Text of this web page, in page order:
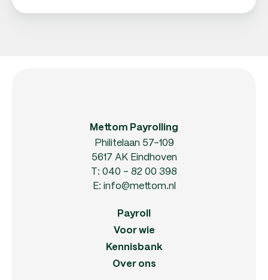
Mettom Payrolling
Philitelaan 57-109
5617 AK Eindhoven
T: 040 - 82 00 398
E: info@mettom.nl
Payroll
Voor wie
Kennisbank
Over ons